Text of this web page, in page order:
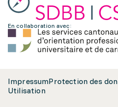
En collaboration avec:
ImpressumProtection des
Utilisation